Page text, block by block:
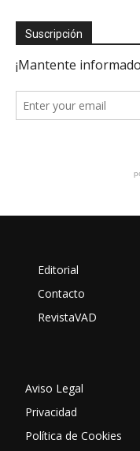
Suscripción
Editorial
Contacto
RevistaVAD
Aviso Legal
Privacidad
Política de Cookies